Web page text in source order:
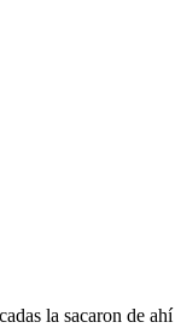
la sacaron de